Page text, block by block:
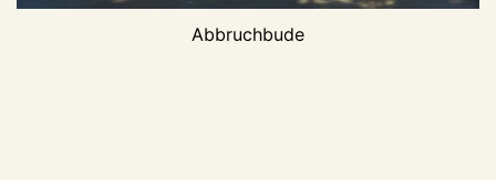
Abbruchbude